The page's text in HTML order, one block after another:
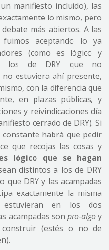
manifiesto incluido), las
lo mismo, pero
más abiertos. A las
fuimos aceptando lo ya
(como es lógico y
los de DRY que no
estuviera ahí presente,
con la diferencia que
en plazas públicas, y
y reivindicaciones día
cerrado de DRY). Si
habrá que pedir
que recojas las cosas y
es lógico que se hagan
distintos a los de DRY
que DRY y las acampadas
exactamente la misma
estuvieran en los dos
acampadas son pro-algoy
construir (estés o no de